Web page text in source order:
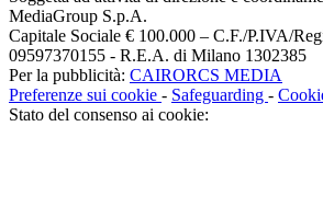
MediaGroup S.p.A.
Capitale Sociale € 100.000 – C.F./P.IVA/
09597370155 - R.E.A. di Milano 1302385
Per la pubblicità: CAIRORCS MEDIA
Preferenze sui cookie - Safeguarding -
Stato del consenso ai cookie: